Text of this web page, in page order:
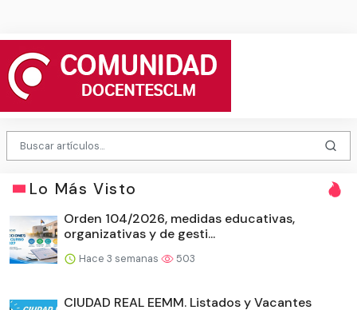
Lo Más Visto
Orden 104/2026, medidas educativas,
organizativas y de gesti...
Hace 3 semanas 503
CIUDAD REAL EEMM. Listados y Vacantes